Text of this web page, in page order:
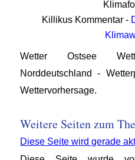
Killikus Kommentar -
Wetter Ostsee
Norddeutschland -
Wettervorhersage.
Weitere Seiten zum
Diese Seite wird gerade